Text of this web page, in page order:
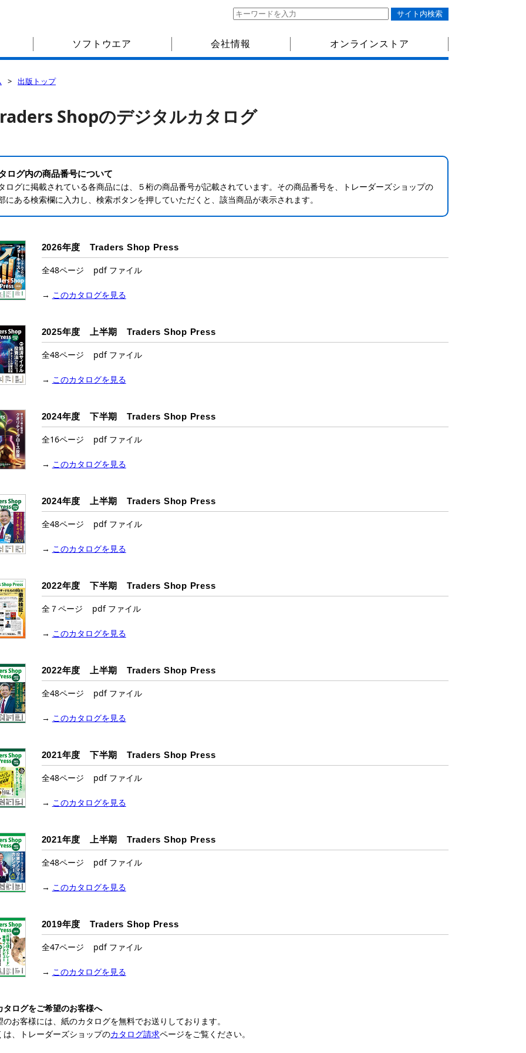
ソフトウエア 会社情報 オンラインストア
出版トップ
Shopのデジタルカタログ
ログ内の商品番号について
ログに掲載されている各商品には、５桁の商品番号が記載されています。その商品番号を、トレーダーズショップの
にある検索欄に入力し、検索ボタンを押していただくと、該当商品が表示されます。
2026年度 Traders Shop Press
全48ページ pdf ファイル
→ このカタログを見る
2025年度 上半期 Traders Shop Press
全48ページ pdf ファイル
→ このカタログを見る
2024年度 下半期 Traders Shop Press
全16ページ pdf ファイル
→ このカタログを見る
2024年度 上半期 Traders Shop Press
全48ページ pdf ファイル
→ このカタログを見る
2022年度 下半期 Traders Shop Press
全７ページ pdf ファイル
→ このカタログを見る
2022年度 上半期 Traders Shop Press
全48ページ pdf ファイル
→ このカタログを見る
2021年度 下半期 Traders Shop Press
全48ページ pdf ファイル
→ このカタログを見る
2021年度 上半期 Traders Shop Press
全48ページ pdf ファイル
→ このカタログを見る
2019年度 Traders Shop Press
全47ページ pdf ファイル
→ このカタログを見る
タログをご希望のお客様へ
のお客様には、紙のカタログを無料でお送りしております。
は、トレーダーズショップのカタログ請求ページをご覧ください。